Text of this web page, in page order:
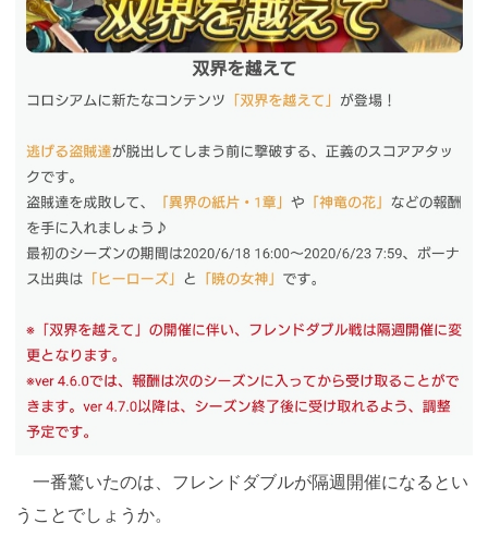
一番驚いたのは、フレンドダブルが隔週開催になるとい
うことでしょうか。